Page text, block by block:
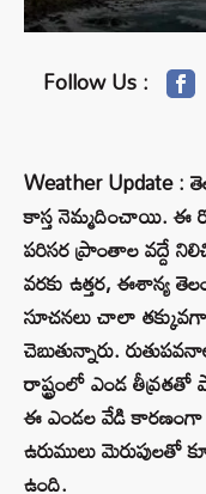
Follow Us :
Weather Update :
కాస్త నెమ్మదించాయి. ఈ
పరిసర ప్రాంతాల వద్దే
వరకు ఉత్తర, ఈశాన్య
సూచనలు చాలా
చెబుతున్నారు.
రాష్ట్రంలో ఎండ
ఈ ఎండల వేడి కారణంగా
ఉరుములు మెరుపులతో
ఉంది.